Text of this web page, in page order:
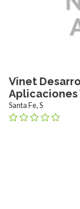
Vinet
Aplicaciones
Santa Fe, S